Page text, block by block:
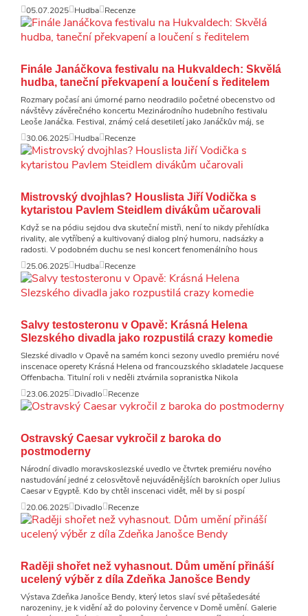
05.07.2025 Hudba Recenze
Finále Janáčkova festivalu na Hukvaldech: Skvělá
hudba, taneční překvapení a loučení s ředitelem
Rozmary počasí ani úmorné parno neodradilo početné obecenstvo od
návštěvy závěrečného koncertu Mezinárodního hudebního festivalu
Leoše Janáčka. Festival, známý celá desetiletí jako Janáčkův máj, se
30.06.2025 Hudba Recenze
Mistrovský dvojhlas? Houslista Jiří Vodička s
kytaristou Pavlem Steidlem divákům učarovali
Když se na pódiu sejdou dva skuteční mistři, není to nikdy přehlídka
rivality, ale vytříbený a kultivovaný dialog plný humoru, nadsázky a
radosti. V podobném duchu se nesl koncert fenomenálního hous
25.06.2025 Hudba Recenze
Salvy testosteronu v Opavě: Krásná Helena
Slezského divadla jako rozpustilá crazy komedie
Slezské divadlo v Opavě na samém konci sezony uvedlo premiéru nové
inscenace operety Krásná Helena od francouzského skladatele Jacquese
Offenbacha. Titulní roli v neděli ztvárnila sopranistka Nikola
23.06.2025 Divadlo Recenze
Ostravský Caesar vykročil z baroka do
postmoderny
Národní divadlo moravskoslezské uvedlo ve čtvrtek premiéru nového
nastudování jedné z celosvětově nejuváděnějších barokních oper Julius
Caesar v Egyptě. Kdo by chtěl inscenaci vidět, měl by si pospí
20.06.2025 Divadlo Recenze
Raději shořet než vyhasnout. Dům umění přináší
ucelený výběr z díla Zdeňka Janošce Bendy
Výstava Zdeňka Janošce Bendy, který letos slaví své pětašedesáté
narozeniny, je k vidění až do poloviny července v Domě umění. Galerie